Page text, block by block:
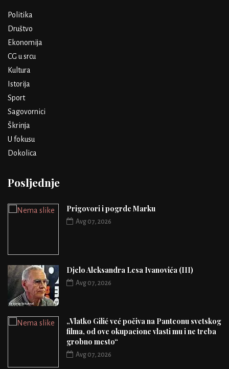
Politika
Društvo
Ekonomija
CG u srcu
Kultura
Istorija
Sport
Sagovornici
Škrinja
U fokusu
Dokolica
Posljednje
Prigovori i pogrde Marku
Avg 07, 2026
Djelo Aleksandra Lesa Ivanovića (III)
Avg 07, 2026
„Vlatko Gilić već počiva na Panteonu svetskog
filma, od ove okupacione vlasti mu i ne treba
grobno mesto“
Avg 07, 2026